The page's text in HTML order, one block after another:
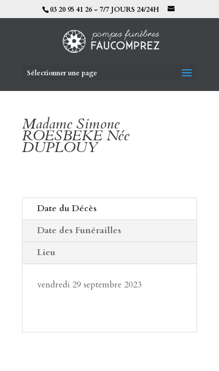
03 20 95 41 26 - 7/7 JOURS 24/24H
Sélectionner une page
Madame Simone
ROESBEKE Née
DUPLOUY
Date du Décès
Date des Funérailles
Lieu
vendredi 29 septembre 2023